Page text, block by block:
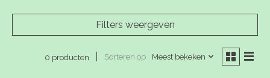
Filters weergeven
0 producten Sorteren op Meest bekeken